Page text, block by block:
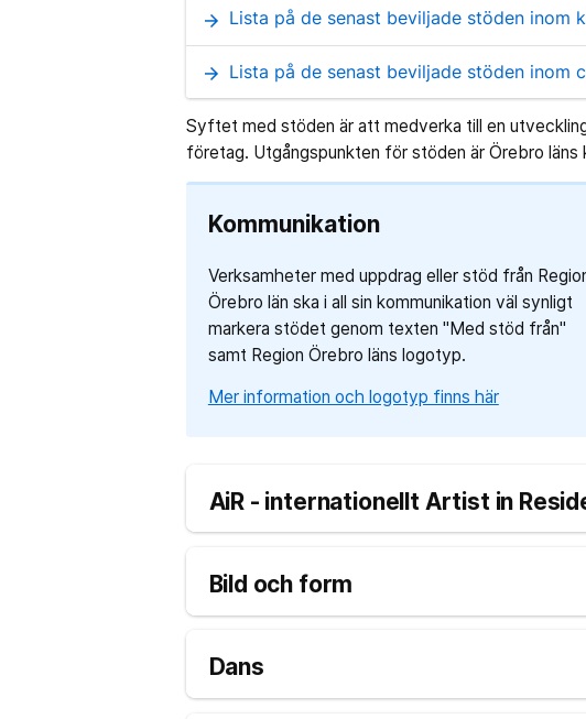
arrow_forward Lista på de senast beviljade stöden inom
arrow_forward Lista på de senast beviljade stöden inom
Syftet med stöden är att medverka till en
företag. Utgångspunkten för stöden är Örebro läns
Kommunikation
Verksamheter med uppdrag eller stöd från
Örebro län ska i all sin kommunikation väl synligt
markera stödet genom texten "Med stöd från"
samt Region Örebro läns logotyp.
Mer information och logotyp finns här
AiR - internationellt Artist in
Bild och form
Dans